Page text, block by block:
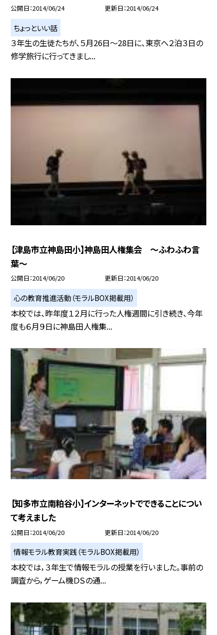
公開日 2014/06/24 更新日 2014/06/24
ちょっといい話
３年生の生徒たちが、５月26日〜28日に、東京へ２泊３日の
修学旅行に行ってきまし...
【津島市立神島田小】神島田人権集会 〜ふわふわ言
葉〜
公開日 2014/06/20 更新日 2014/06/20
心の教育推進活動（モラルBOX掲載用）
本校では、昨年度１２月に行った人権週間に引き続き、今年
度も６月９日に神島田人権集...
【知多市立南粕谷小】インターネットでできることについ
て考えました
公開日 2014/06/20 更新日 2014/06/20
情報モラル教育実践（モラルBOX掲載用）
本校では，３年生で情報モラルの授業を行いました。事前の
調査から，ゲーム機ＤＳの通...